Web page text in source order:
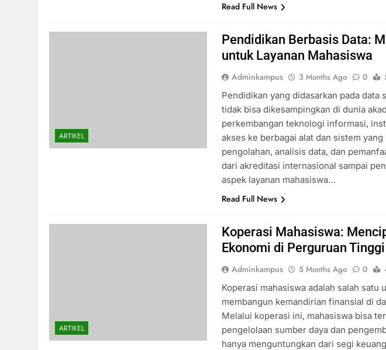
Read Full News
ARTIKEL
Pendidikan Berbasis Data:
untuk Layanan Mahasiswa
Adminkampus 3 Months Ago 0
Pendidikan yang didasarkan pada data
tidak bisa dikesampingkan di dunia
perkembangan teknologi informasi,
akses ke berbagai alat dan sistem
pengolahan, analisis data, dan
dari akreditasi internasional sampai
aspek layanan mahasiswa…
Read Full News
ARTIKEL
Koperasi Mahasiswa:
Ekonomi di Perguruan Tinggi
Adminkampus 5 Months Ago 0
Koperasi mahasiswa adalah salah satu
membangun kemandirian finansial di
Melalui koperasi ini, mahasiswa bisa
pengelolaan sumber daya dan
hanya menguntungkan dari segi